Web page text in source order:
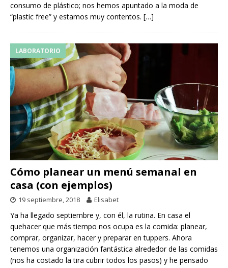
consumo de plástico; nos hemos apuntado a la moda de
“plastic free” y estamos muy contentos. […]
LABORATORIO
Cómo planear un menú semanal en
casa (con ejemplos)
19 septiembre, 2018 Elisabet
Ya ha llegado septiembre y, con él, la rutina. En casa el
quehacer que más tiempo nos ocupa es la comida: planear,
comprar, organizar, hacer y preparar en tuppers. Ahora
tenemos una organización fantástica alrededor de las comidas
(nos ha costado la tira cubrir todos los pasos) y he pensado